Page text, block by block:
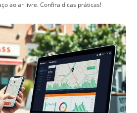
ao ar livre. Confira dicas práticas!